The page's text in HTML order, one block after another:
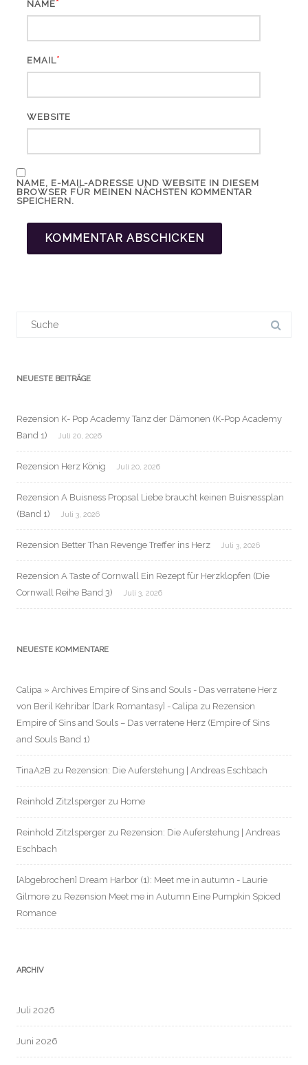
NAME*
EMAIL*
WEBSITE
NAME, E-MAIL-ADRESSE UND WEBSITE IN DIESEM
BROWSER FÜR MEINEN NÄCHSTEN KOMMENTAR
SPEICHERN.
NEUESTE BEITRÄGE
Rezension K- Pop Academy Tanz der Dämonen (K-Pop Academy
Band 1)
Juli 20, 2026
Rezension Herz König Juli 20, 2026
Rezension A Buisness Propsal Liebe braucht keinen Buisnessplan
(Band 1)
Juli 3, 2026
Rezension Better Than Revenge Treffer ins Herz Juli 3, 2026
Rezension A Taste of Cornwall Ein Rezept für Herzklopfen (Die
Cornwall Reihe Band 3)
Juli 3, 2026
NEUESTE KOMMENTARE
Calipa » Archives Empire of Sins and Souls - Das verratene Herz
von Beril Kehribar [Dark Romantasy] - Calipa zu Rezension
Empire of Sins and Souls – Das verratene Herz (Empire of Sins
and Souls Band 1)
TinaA2B zu Rezension: Die Auferstehung | Andreas Eschbach
Reinhold Zitzlsperger zu Home
Reinhold Zitzlsperger zu Rezension: Die Auferstehung | Andreas
Eschbach
[Abgebrochen] Dream Harbor (1): Meet me in autumn - Laurie
Gilmore zu Rezension Meet me in Autumn Eine Pumpkin Spiced
Romance
ARCHIV
Juli 2026
Juni 2026